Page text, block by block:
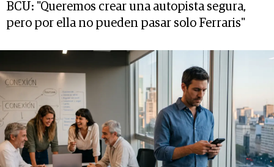
BCU: "Queremos crear una autopista segura,
pero por ella no pueden pasar solo Ferraris"